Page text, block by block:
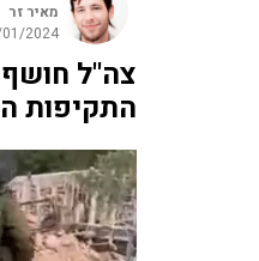
מאיר זר
2024
צה"ל
התקיפות